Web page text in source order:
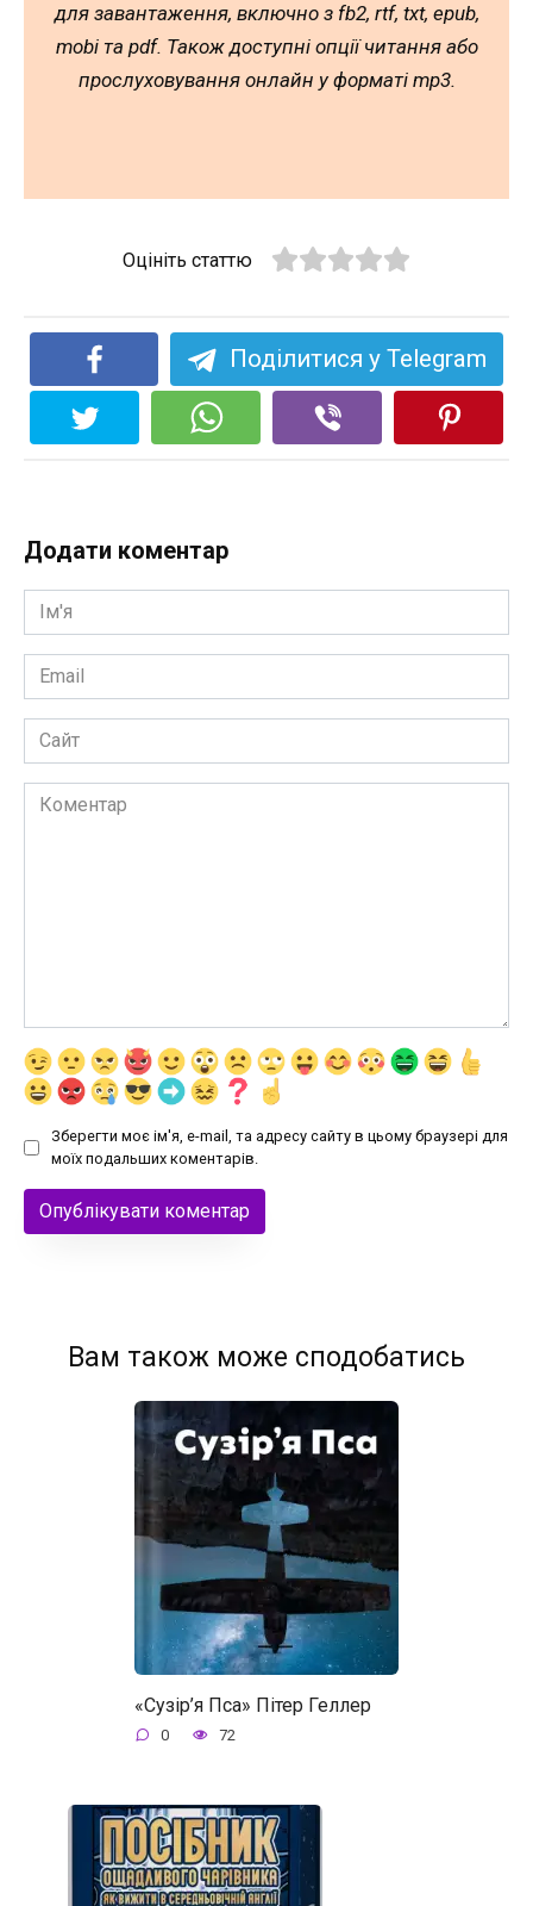
для завантаження, включно з fb2, rtf, txt, epub,
mobi та pdf. Також доступні опції читання або
прослуховування онлайн у форматі mp3.
Оцініть статтю
Поділитися у Telegram
Додати коментар
Ім'я
*
Email
*
Сайт
Коментар
Зберегти моє ім'я, e-mail, та адресу сайту в цьому браузері для
моїх подальших коментарів.
Вам також може сподобатись
«Сузір’я Пса» Пітер Геллер
0 72